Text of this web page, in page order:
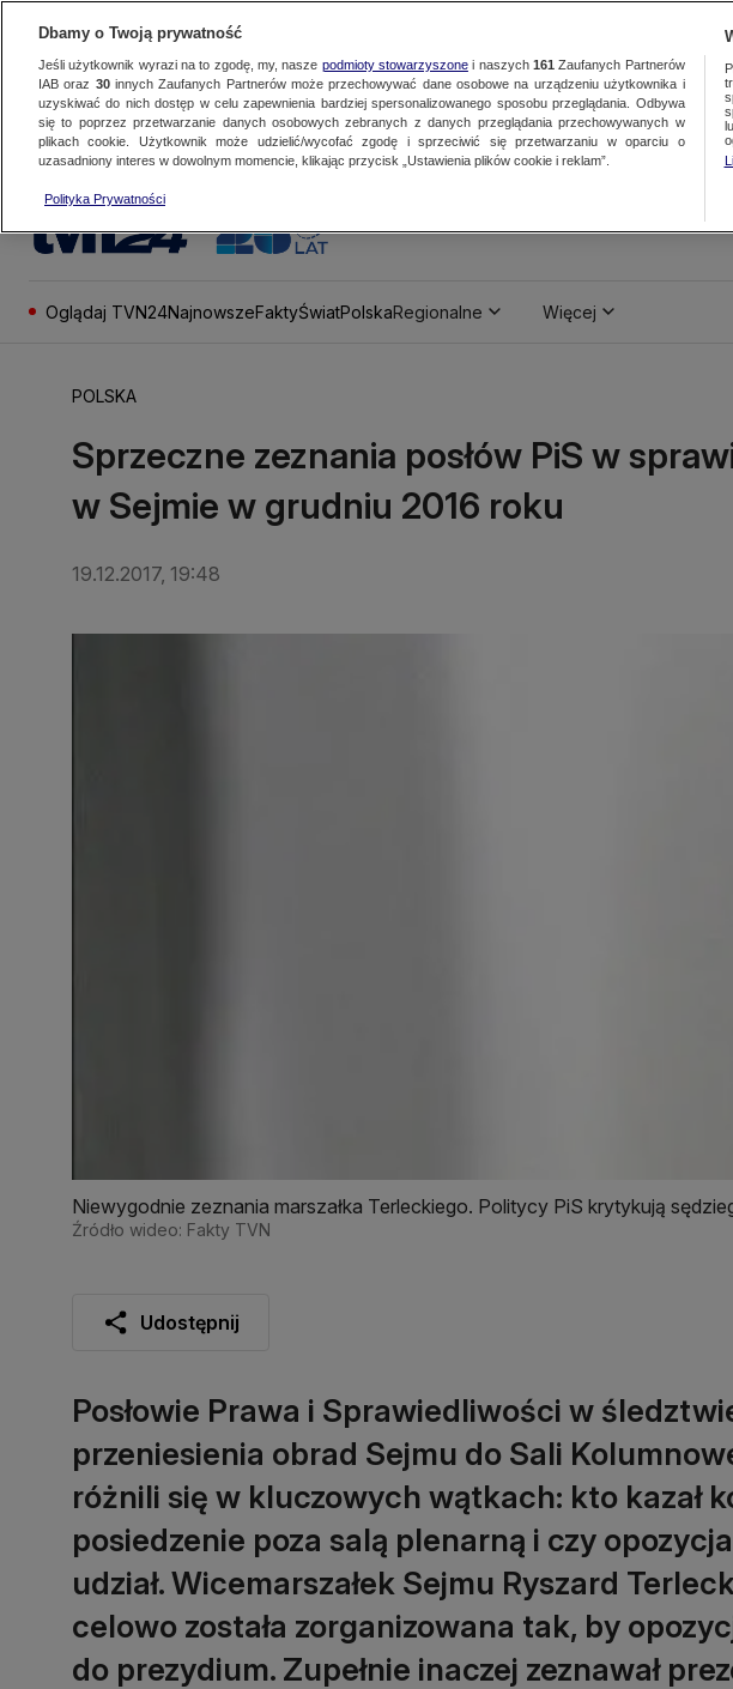
Oglądaj TVN24NajnowszeFaktyŚwiatPolskaRegionalne Więcej
POLSKA
Sprzeczne zeznania posłów PiS w
w Sejmie w grudniu 2016 roku
19.12.2017, 19:48
Niewygodnie zeznania marszałka Terleckiego. Politycy PiS krytykują
Źródło wideo: Fakty TVN
Udostępnij
Posłowie Prawa i Sprawiedliwości w
przeniesienia obrad Sejmu do Sali
różnili się w kluczowych wątkach: kto kazał
posiedzenie poza salą plenarną i czy
udział. Wicemarszałek Sejmu Ryszard
celowo została zorganizowana tak, by
do prezydium. Zupełnie inaczej zeznawał
Dbamy o Twoją prywatność
Jeśli użytkownik wyrazi na to zgodę, my, nasze podmioty stowarzyszonei naszych 161 Zaufanych Partnerów
IAB oraz 30innych Zaufanych Partnerów może przechowywać dane osobowe na urządzeniu użytkownika i
uzyskiwać do nich dostęp w celu zapewnienia bardziej spersonalizowanego sposobu przeglądania. Odbywa
się to poprzez przetwarzanie danych osobowych zebranych z danych przeglądania przechowywanych w
plikach cookie. Użytkownik może udzielić/wycofać zgodę i sprzeciwić się przetwarzaniu w oparciu o
uzasadniony interes w dowolnym momencie, klikając przycisk „Ustawienia plików cookie i reklam”.
Polityka Prywatności